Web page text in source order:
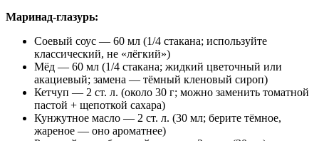
Маринад-глазурь:
Соевый соус — 60 мл (1/4 стакана; используйте
классический, не «лёгкий»)
Мёд — 60 мл (1/4 стакана; жидкий цветочный или
акациевый; замена — тёмный кленовый сироп)
Кетчуп — 2 ст. л. (около 30 г; можно заменить томатной
пастой + щепоткой сахара)
Кунжутное масло — 2 ст. л. (30 мл; берите тёмное,
жареное — оно ароматнее)